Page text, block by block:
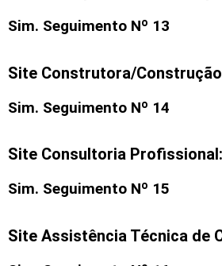
Sim. Seguimento Nº 13
Site Construtora/
Sim. Seguimento Nº 14
Site Consultoria Profissional:
Sim. Seguimento Nº 15
Site Assistência Técnica de